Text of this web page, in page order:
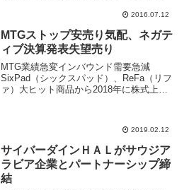
０日に発表予定。国内外からリハビリ効
果などＨＡＬ需要が拡大の見込み。岩井
コスモ証券はＣＹＢ...
2016.07.12
MTGストップ安売り気配、ネガテ
ィブ決算発表失望売り
MTG業績急変インバウンド需要急減
SixPad（シックスパッド）、ReFa（リフ
ァ）大ヒット商品から2018年に株式上場
2019.02.12
サイバーダインＨＡＬがサウジア
ラビア企業とパートナーシップ締
結